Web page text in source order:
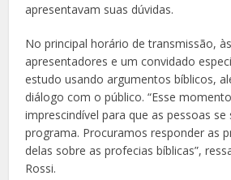
apresentavam suas dúvidas.
No principal horário de transmissão,
apresentadores e um convidado
estudo usando argumentos bíblicos,
diálogo com o público. “Esse
imprescindível para que as pessoas
programa. Procuramos responder as
delas sobre as profecias bíblicas”,
Rossi.